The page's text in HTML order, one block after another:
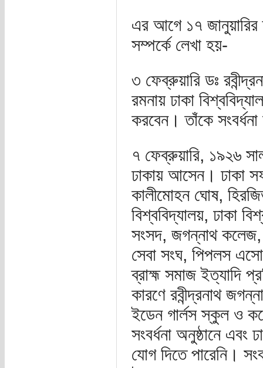
এর আগে ১৭ জানুয়ারির
সম্পর্কে লেখা হয়-
৩ ফেব্রুয়ারি ডঃ
রমনায় ঢাকা
করবেন। তাঁকে
৭ ফেব্রুয়ারি, ১৯২৬
ঢাকায় আসেন। ঢাকা
কালীমোহন ঘোষ,
বিশ্ববিদ্যালয়, ঢাকা
সংসদ, জগন্নাথ কলেজ,
সেবা সংঘ, পিপলস
ব্রাহ্ম সমাজ ইত্যাদি
কারণে রবীন্দ্রনাথ
ইডেন গার্লস স্কুল ও
সংবর্ধনা অনুষ্ঠানে এবং
যোগ দিতে পারেনি।